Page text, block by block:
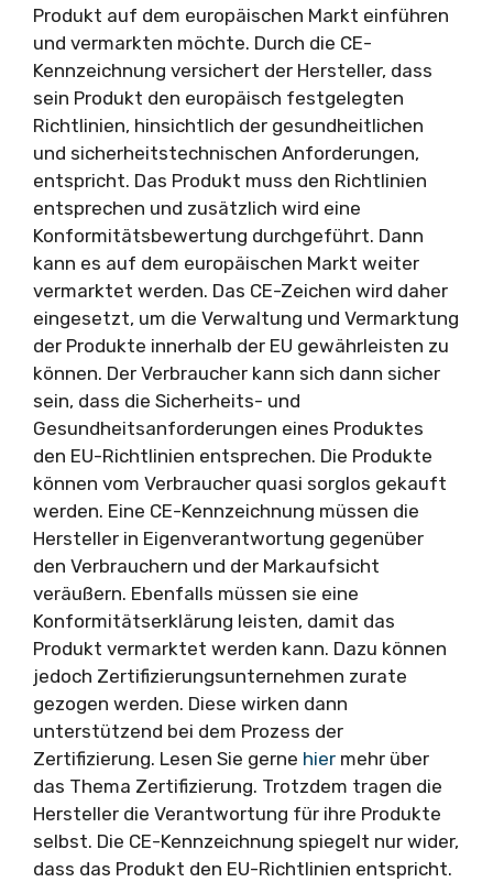
Produkt auf dem europäischen Markt einführen
und vermarkten möchte. Durch die CE-
Kennzeichnung versichert der Hersteller, dass
sein Produkt den europäisch festgelegten
Richtlinien, hinsichtlich der gesundheitlichen
und sicherheitstechnischen Anforderungen,
entspricht. Das Produkt muss den Richtlinien
entsprechen und zusätzlich wird eine
Konformitätsbewertung durchgeführt. Dann
kann es auf dem europäischen Markt weiter
vermarktet werden. Das CE-Zeichen wird daher
eingesetzt, um die Verwaltung und Vermarktung
der Produkte innerhalb der EU gewährleisten zu
können. Der Verbraucher kann sich dann sicher
sein, dass die Sicherheits- und
Gesundheitsanforderungen eines Produktes
den EU-Richtlinien entsprechen. Die Produkte
können vom Verbraucher quasi sorglos gekauft
werden. Eine CE-Kennzeichnung müssen die
Hersteller in Eigenverantwortung gegenüber
den Verbrauchern und der Markaufsicht
veräußern. Ebenfalls müssen sie eine
Konformitätserklärung leisten, damit das
Produkt vermarktet werden kann. Dazu können
jedoch Zertifizierungsunternehmen zurate
gezogen werden. Diese wirken dann
unterstützend bei dem Prozess der
Zertifizierung. Lesen Sie gerne hier mehr über
das Thema Zertifizierung. Trotzdem tragen die
Hersteller die Verantwortung für ihre Produkte
selbst. Die CE-Kennzeichnung spiegelt nur wider,
dass das Produkt den EU-Richtlinien entspricht.